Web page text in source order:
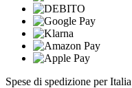
Spese di spedizione per Italia